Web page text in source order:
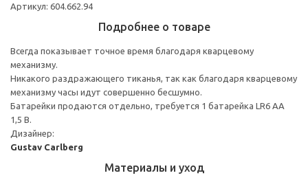
Артикул: 604.662.94
Подробнее о товаре
Всегда показывает точное время благодаря кварцевому
механизму.
Никакого раздражающего тиканья, так как благодаря кварцевому
механизму часы идут совершенно бесшумно.
Батарейки продаются отдельно, требуется 1 батарейка LR6 AA
1,5 В.
Дизайнер:
Gustav Carlberg
Материалы и уход